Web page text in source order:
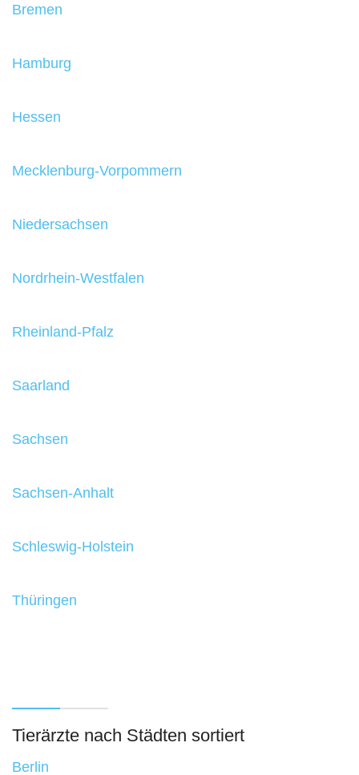
Bremen
Hamburg
Hessen
Mecklenburg-Vorpommern
Niedersachsen
Nordrhein-Westfalen
Rheinland-Pfalz
Saarland
Sachsen
Sachsen-Anhalt
Schleswig-Holstein
Thüringen
Tierärzte nach Städten sortiert
Berlin